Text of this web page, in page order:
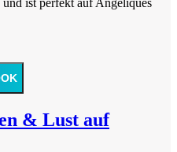
ist perfekt auf Angeliques
& Lust auf